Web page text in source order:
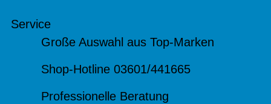
Service
Große Auswahl aus Top-Marken
Shop-Hotline 03601/441665
Professionelle Beratung